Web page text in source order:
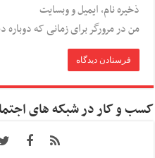
ذخیره نام، ایمیل و وبسایت
من در مرورگر برای زمانی که
کسب و کار در شبکه های